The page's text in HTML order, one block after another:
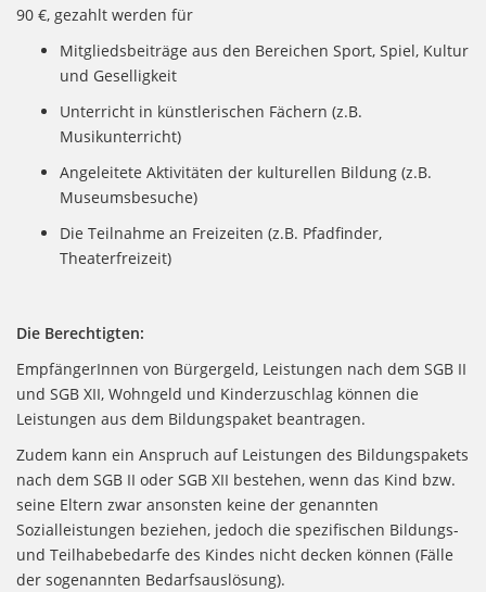
90 €, gezahlt werden für
Mitgliedsbeiträge aus den Bereichen Sport, Spiel, Kultur
und Geselligkeit
Unterricht in künstlerischen Fächern (z.B.
Musikunterricht)
Angeleitete Aktivitäten der kulturellen Bildung (z.B.
Museumsbesuche)
Die Teilnahme an Freizeiten (z.B. Pfadfinder,
Theaterfreizeit)
Die Berechtigten:
EmpfängerInnen von Bürgergeld, Leistungen nach dem SGB II
und SGB XII, Wohngeld und Kinderzuschlag können die
Leistungen aus dem Bildungspaket beantragen.
Zudem kann ein Anspruch auf Leistungen des Bildungspakets
nach dem SGB II oder SGB XII bestehen, wenn das Kind bzw.
seine Eltern zwar ansonsten keine der genannten
Sozialleistungen beziehen, jedoch die spezifischen Bildungs-
und Teilhabebedarfe des Kindes nicht decken können (Fälle
der sogenannten Bedarfsauslösung).